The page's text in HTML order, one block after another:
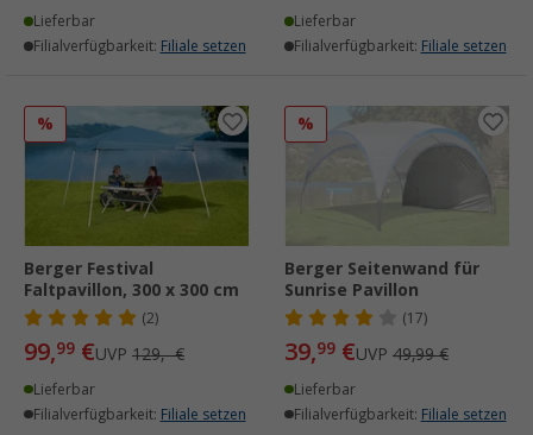
Lieferbar
Filialverfügbarkeit: Filiale setzen
Lieferbar
Filialverfügbarkeit: Filiale setzen
%
Berger Festival
Faltpavillon, 300 x 300 cm
(2)
99,99 €UVP 129,- €
Lieferbar
Filialverfügbarkeit: Filiale setzen
%
Berger Seitenwand für
Sunrise Pavillon
(17)
39,99 €UVP 49,99 €
Lieferbar
Filialverfügbarkeit: Filiale setzen